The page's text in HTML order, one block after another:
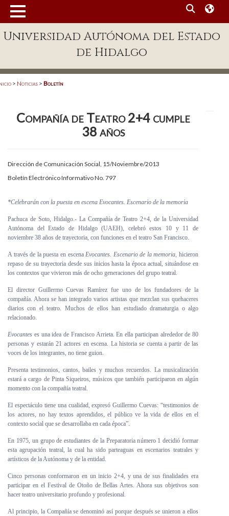
Enlaces
Patronato
Publicaciones en línea
Acreditación Internacional
Alumnado
Aspirantes
Personal
Alumni
Universidad Autónoma del Estado
de Hidalgo
> Noticias > Boletín
Compañía de Teatro 2+4 cumple
38 años
Dirección de Comunicación Social, 15/Noviembre/2013
Boletín Electrónico Informativo No. 797
*Celebrarán con la puesta en escena Evocantes. Escenario de la memoria
Pachuca de Soto, Hidalgo.- La Compañía de Teatro 2+4, de la Universidad
Autónoma del Estado de Hidalgo (UAEH), celebró estos 10 y 11 de
noviembre 38 años de trayectoria, con funciones en el teatro San Francisco.
A través de la puesta en escenaEvocantes. Escenario de la memoria, hicieron
repaso de su trayectoria desde sus inicios hasta la época actual, situándose en
los contextos que vivieron más de ocho generaciones del grupo teatral.
El director Guillermo Cuevas Ramírez fue uno de los fundadores de la
compañía. Ahora se han integrado varios artistas que mezclan sus quehaceres
diarios con el teatro. Muchos de ellos han estudiado dramaturgia o algo
relacionado.
Evocantes es una idea de Francisco Arrieta. En ella participan alrededor de 80
personas y estarán 21 actores en escena. La historia se cuenta a partir de las
voces de los integrantes, no tiene guion.
Presenta testimonios, cantos, bailes y muchos recuerdos. La musicalización
estará a cargo de Pinta Siqueiros, músicos que también participaron en algún
momento con la compañía teatral.
El espectáculo tiene una cualidad, expresó Guillermo Cuevas: “testimonios de
los actores, no hay textos aprendidos, el público ve la vida de ellos en el
contexto social que se desarrollaba en cada época”.
En 1975, un grupo de estudiantes de la Preparatoria número 1 decidió formar
esta agrupación teatral, la cual ha sido parteaguas en escenarios teatrales y
artísticos de la Autónoma y de la entidad.
Cinco personas conformaron en un inicio 2+4, y una de sus finalidades era
participar en el Festival de Otoño de Bellas Artes. Ahora sus objetivos son
hacer teatro universitario profundo y profesional.
Al principio, la Compañía se denominó así porque después se unieron a ellos